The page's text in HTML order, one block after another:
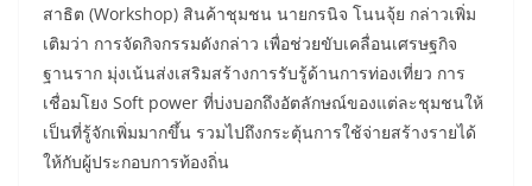
สาธิต (Workshop) สินค้าชุมชน นายกรนิจ โนนจุ้ย กล่าวเพิ่ม
เติมว่า การจัดกิจกรรมดังกล่าว เพื่อช่วยขับเคลื่อนเศรษฐกิจ
ฐานราก มุ่งเน้นส่งเสริมสร้างการรับรู้ด้านการท่องเที่ยว การ
เชื่อมโยง Soft power ที่บ่งบอกถึงอัตลักษณ์ของแต่ละชุมชนให้
เป็นที่รู้จักเพิ่มมากขึ้น รวมไปถึงกระตุ้นการใช้จ่ายสร้างรายได้
ให้กับผู้ประกอบการท้องถิ่น